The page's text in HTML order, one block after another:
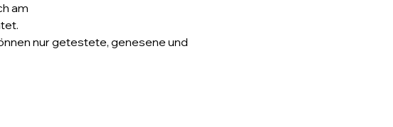
am
nur getestete, genesene und